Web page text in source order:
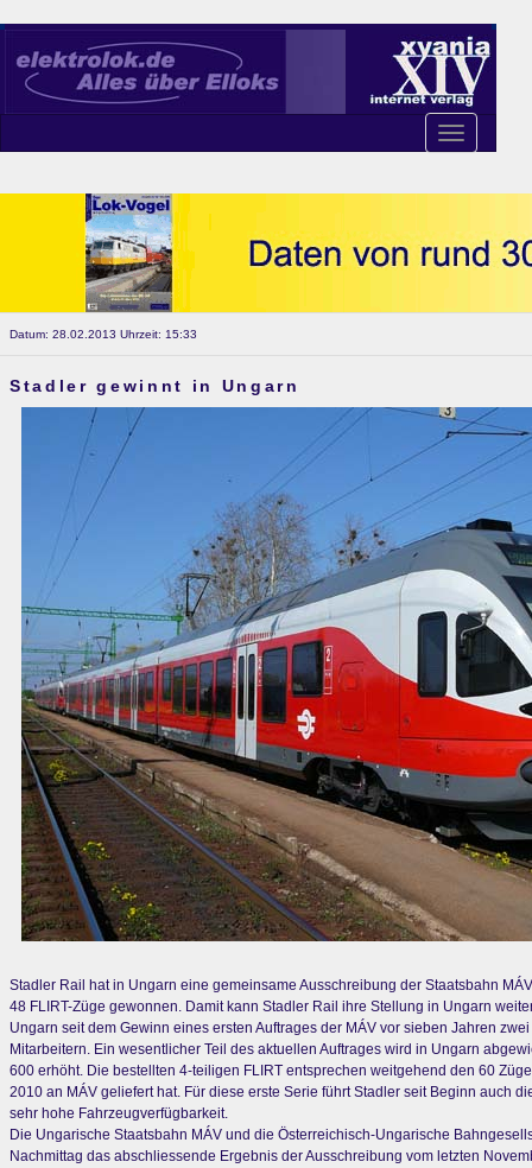
Toggle
navigation
Datum: 28.02.2013 Uhrzeit: 15:33
Stadler gewinnt in Ungarn
Stadler Rail hat in Ungarn eine gemeinsame Ausschreibung der Staatsbahn
48 FLIRT-Züge gewonnen. Damit kann Stadler Rail ihre Stellung in Ungarn
Ungarn seit dem Gewinn eines ersten Auftrages der MÁV vor sieben Jahren
Mitarbeitern. Ein wesentlicher Teil des aktuellen Auftrages wird in Ungarn
600 erhöht. Die bestellten 4-teiligen FLIRT entsprechen weitgehend den 60
2010 an MÁV geliefert hat. Für diese erste Serie führt Stadler seit Beginn auch
sehr hohe Fahrzeugverfügbarkeit.
Die Ungarische Staatsbahn MÁV und die Österreichisch-Ungarische
Nachmittag das abschliessende Ergebnis der Ausschreibung vom letzten